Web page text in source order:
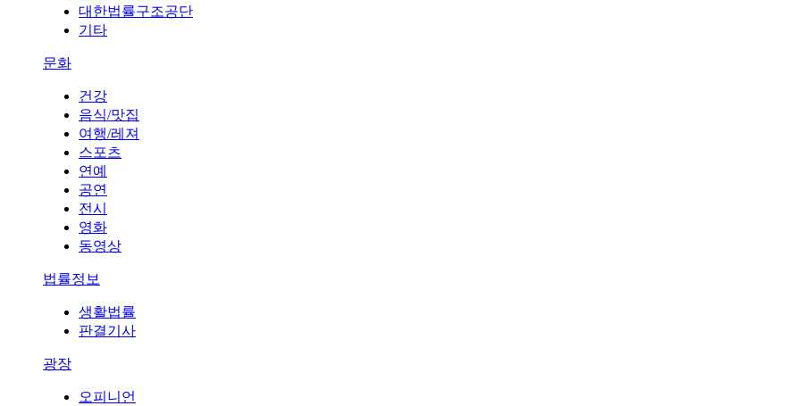
대한법률구조공단
기타
문화
건강
음식/맛집
여행/레져
스포츠
연예
공연
전시
영화
동영상
법률정보
생활법률
판결기사
광장
오피니언